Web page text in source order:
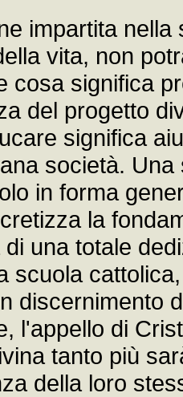
impartita
vita, non
cosa significa
del progetto
significa
società.
in forma
la
una totale
scuola
discernimento
l'appello di
tanto più
della loro